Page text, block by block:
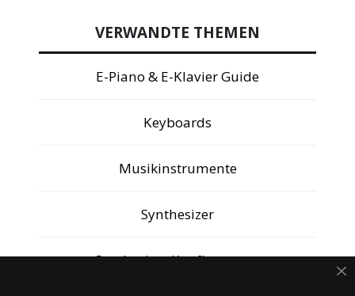
VERWANDTE THEMEN
E-Piano & E-Klavier Guide
Keyboards
Musikinstrumente
Synthesizer
Synthesizer Kaufberatung